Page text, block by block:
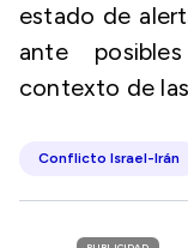
estado de
ante
contexto de
Conflicto Israel-Irán